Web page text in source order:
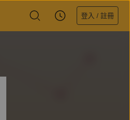
登入 / 註冊